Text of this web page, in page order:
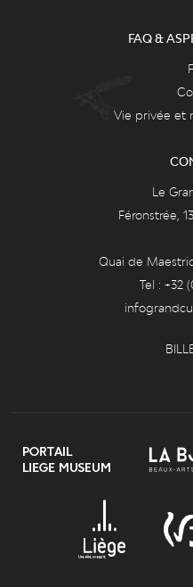
FAQ &
Vie privée et
Le
Féronstrée,
Quai de
Tel : +32